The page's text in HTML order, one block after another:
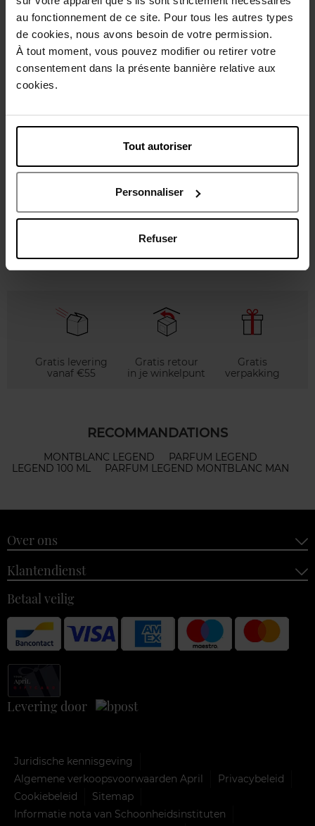
au fonctionnement de ce site. Pour tous les autres types
de cookies, nous avons besoin de votre permission.
À tout moment, vous pouvez modifier ou retirer votre
consentement dans la présente bannière relative aux
cookies.
Tout autoriser
Personnaliser
Refuser
Web Exclusief
Legend Red
€ 41,50 Zien
Gratis levering
vanaf €55
Gratis retour
in je winkelpunt
Gratis
verpakking
RECOMMANDATIONS
MONTBLANC LEGEND
PARFUM LEGEND
LEGEND 100 ML
PARFUM LEGEND MONTBLANC MAN
Over ons
Klantendienst
Betaal veilig
Levering door
Juridische kennisgeving
Algemene verkoopsvoorwaarden April
Privacybeleid
Cookiebeleid
Sitemap
Informatie nota van Schoonheidsinstituten